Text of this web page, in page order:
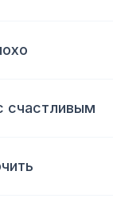
счастливым